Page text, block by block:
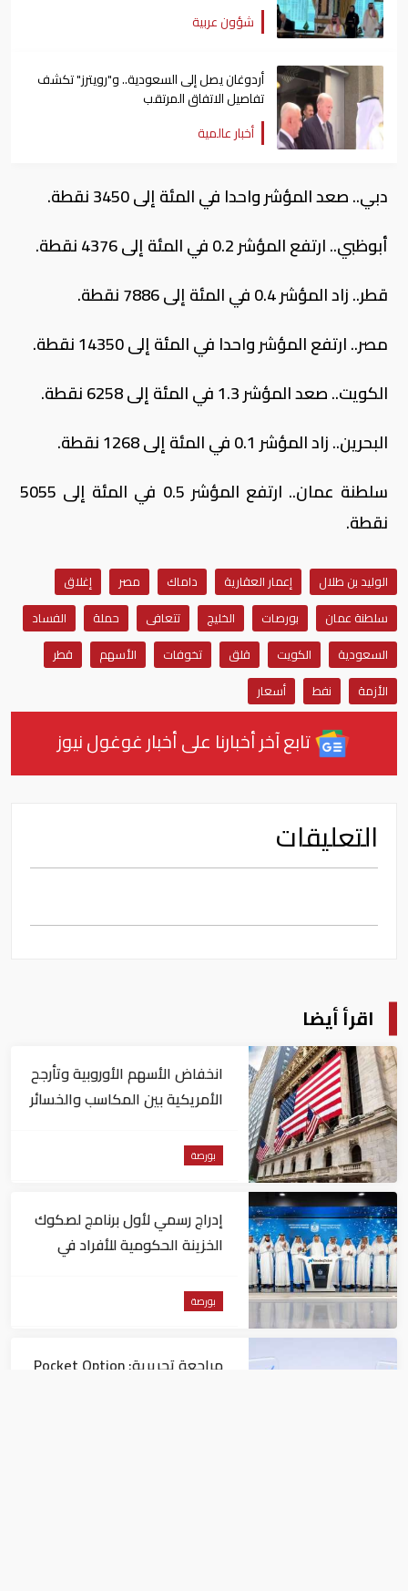
شؤون عربية
أردوغان يصل إلى السعودية.. و"رويترز" تكشف
تفاصيل الاتفاق المرتقب
أخبار عالمية
دبي.. صعد المؤشر واحدا في المئة إلى 3450 نقطة.
أبوظبي.. ارتفع المؤشر 0.2 في المئة إلى 4376 نقطة.
قطر.. زاد المؤشر 0.4 في المئة إلى 7886 نقطة.
مصر.. ارتفع المؤشر واحدا في المئة إلى 14350 نقطة.
الكويت.. صعد المؤشر 1.3 في المئة إلى 6258 نقطة.
البحرين.. زاد المؤشر 0.1 في المئة إلى 1268 نقطة.
سلطنة عمان.. ارتفع المؤشر 0.5 في المئة إلى 5055
نقطة.
الوليد بن طلال إعمار العقارية داماك مصر
إغلاق
سلطنة عمان
بورصات الخليج تتعافى حملة
الفساد
السعودية
الكويت قلق تخوفات الأسهم
قطر
الأزمة
نفط أسعار
تابع آخر أخبارنا على أخبار غوغول نيوز
التعليقات
اقرأ أيضا
انخفاض الأسهم الأوروبية وتأرجح
الأمريكية بين المكاسب والخسائر
بورصة
إدراج رسمي لأول برنامج لصكوك
الخزينة الحكومية للأفراد في
بورصة
مراجعة تحريرية: Pocket Option